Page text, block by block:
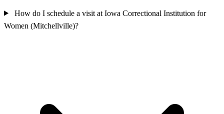
How do I schedule a visit at Iowa Correctional Institution for
Women (Mitchellville)?